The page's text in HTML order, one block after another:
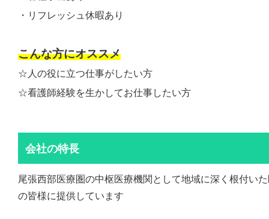
・リフレッシュ休暇あり
こんな方にオススメ
☆人の役に立つ仕事がしたい方
☆看護師経験を生かしてお仕事したい方
会社の特長
尾張西部医療圏の中枢医療機関として地域に深く根付い
の皆様に提供しています